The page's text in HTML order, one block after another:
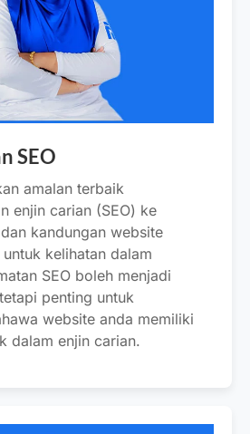
SEO
amalan terbaik
enjin carian (SEO) ke
kandungan website
kelihatan dalam
SEO boleh menjadi
penting untuk
website anda memiliki
dalam enjin carian.